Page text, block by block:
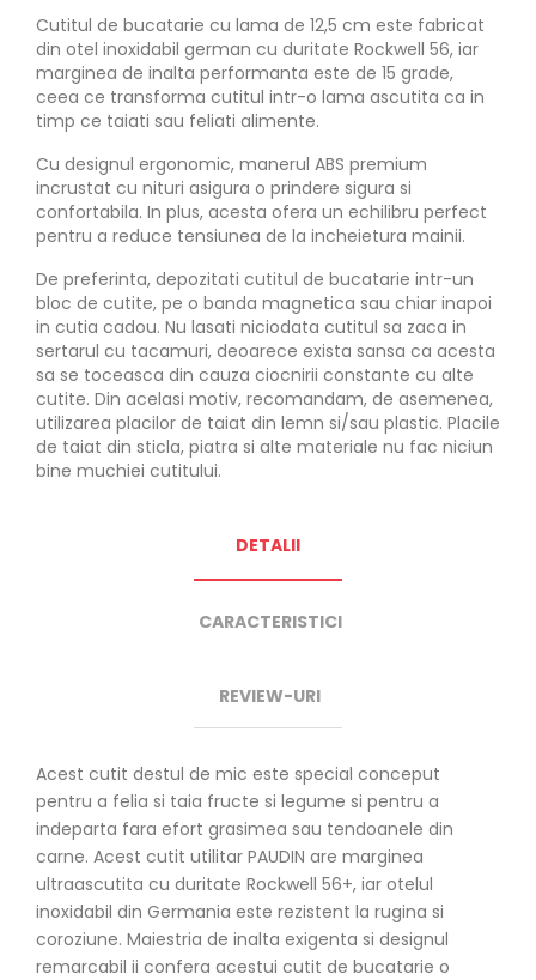
Cutitul de bucatarie cu lama de 12,5 cm este fabricat
din otel inoxidabil german cu duritate Rockwell 56, iar
marginea de inalta performanta este de 15 grade,
ceea ce transforma cutitul intr-o lama ascutita ca in
timp ce taiati sau feliati alimente.
Cu designul ergonomic, manerul ABS premium
incrustat cu nituri asigura o prindere sigura si
confortabila. In plus, acesta ofera un echilibru perfect
pentru a reduce tensiunea de la incheietura mainii.
De preferinta, depozitati cutitul de bucatarie intr-un
bloc de cutite, pe o banda magnetica sau chiar inapoi
in cutia cadou. Nu lasati niciodata cutitul sa zaca in
sertarul cu tacamuri, deoarece exista sansa ca acesta
sa se toceasca din cauza ciocnirii constante cu alte
cutite. Din acelasi motiv, recomandam, de asemenea,
utilizarea placilor de taiat din lemn si/sau plastic. Placile
de taiat din sticla, piatra si alte materiale nu fac niciun
bine muchiei cutitului.
DETALII
CARACTERISTICI
REVIEW-URI
Acest cutit destul de mic este special conceput
pentru a felia si taia fructe si legume si pentru a
indeparta fara efort grasimea sau tendoanele din
carne. Acest cutit utilitar PAUDIN are marginea
ultraascutita cu duritate Rockwell 56+, iar otelul
inoxidabil din Germania este rezistent la rugina si
coroziune. Maiestria de inalta exigenta si designul
remarcabil ii confera acestui cutit de bucatarie o